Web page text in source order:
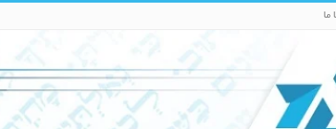
ما